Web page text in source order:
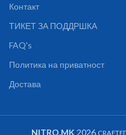
Контакт
ТИКЕТ ЗА ПОДДРШКА
FAQ's
Политика на приватност
Достава
NITRO.MK 2026